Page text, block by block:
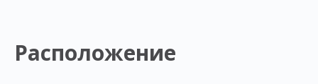
Расположение